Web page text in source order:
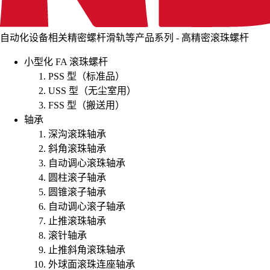
自动化设备相关精密螺杆滑轨等产品系列 - 高精密滚珠螺杆
小型化 FA 滚珠螺杆
PSS 型（标准品）
USS 型（无尘室用）
FSS 型（搬送用）
轴承
深沟滚珠轴承
斜角滚珠轴承
自动调心滚珠轴承
圆柱滚子轴承
圆锥滚子轴承
自动调心滚子轴承
止推滚珠轴承
滚针轴承
止推斜角滚珠轴承
外球面滚珠连座轴承